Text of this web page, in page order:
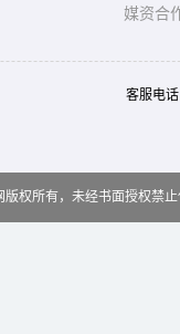
媒资合
客服电
版权所有，未经书面授权